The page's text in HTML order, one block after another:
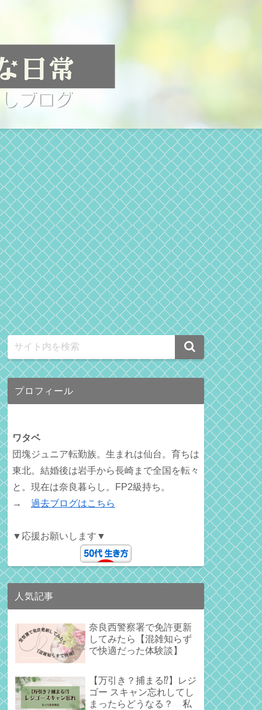
プロフィール
ワタベ
団塊ジュニア転勤族。生まれは仙台。育ちは
東北。結婚後は岩手から長崎まで全国を転々
と。現在は奈良暮らし。FP2級持ち。
→ 過去ブログはこちら
▼応援お願いします▼
人気記事
奈良西警察署で免許更新
してみたら【混雑知らず
で快適だった体験談】
【万引き？捕まる⁉】レジ
ゴー スキャン忘れしてし
まったらどうなる？ 私